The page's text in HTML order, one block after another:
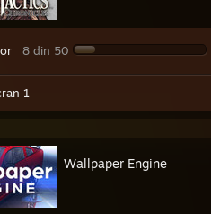
8 din 50
1
Wallpaper Engine